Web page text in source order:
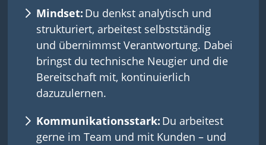
Mindset: Du denkst analytisch und
strukturiert, arbeitest selbstständig
und übernimmst Verantwortung. Dabei
bringst du technische Neugier und die
Bereitschaft mit, kontinuierlich
dazuzulernen.
Kommunikationsstark: Du arbeitest
gerne im Team und mit Kunden – und